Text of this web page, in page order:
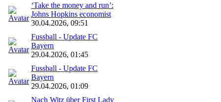
‘Take the money and run’:
Johns Hopkins economist
30.04.2026, 09:51
Fussball - Update FC
Bayern
29.04.2026, 01:45
Fussball - Update FC
Bayern
29.04.2026, 01:09
Nach Witz über First Lady